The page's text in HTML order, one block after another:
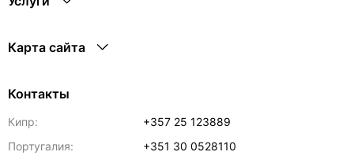
Карта сайта
Контакты
Кипр:
+357 25 123889
Португалия:
+351 30 0528110